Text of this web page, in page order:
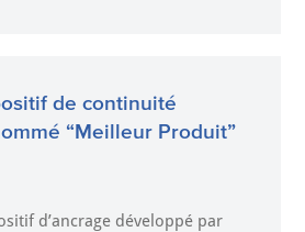
de continuité
“Meilleur Produit”
d’ancrage développé par